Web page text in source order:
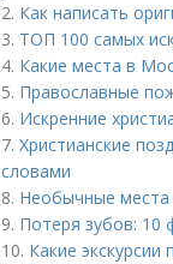
2. Как написать
3. ТОП 100 самых
4. Какие места в
5. Православные
6. Искренние
7. Христианские
словами
8. Необычные места
9. Потеря зубов: 10
10. Какие